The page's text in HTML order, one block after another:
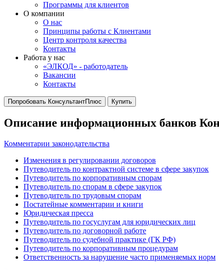
Программы для клиентов
О компании
О нас
Принципы работы с Клиентами
Центр контроля качества
Контакты
Работа у нас
«ЭЛКОД» - работодатель
Вакансии
Контакты
Попробовать КонсультантПлюс Купить
Описание информационных банков
Комментарии законодательства
Изменения в регулировании договоров
Путеводитель по контрактной системе в сфере закупок
Путеводитель по корпоративным спорам
Путеводитель по спорам в сфере закупок
Путеводитель по трудовым спорам
Постатейные комментарии и книги
Юридическая пресса
Путеводитель по госуслугам для юридических лиц
Путеводитель по договорной работе
Путеводитель по судебной практике (ГК РФ)
Путеводитель по корпоративным процедурам
Ответственность за нарушение часто применяемых норм